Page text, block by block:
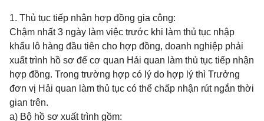
1. Thủ tục tiếp nhận hợp đồng gia công:
Chậm nhất 3 ngày làm việc trước khi làm thủ tục nhập
khẩu lô hàng đầu tiên cho hợp đồng, doanh nghiệp phải
xuất trình hồ sơ để cơ quan Hải quan làm thủ tục tiếp nhận
hợp đồng. Trong trường hợp có lý do hợp lý thì Trưởng
đơn vị Hải quan làm thủ tục có thể chấp nhận rút ngắn thời
gian trên.
a) Bộ hồ sơ xuất trình gồm: